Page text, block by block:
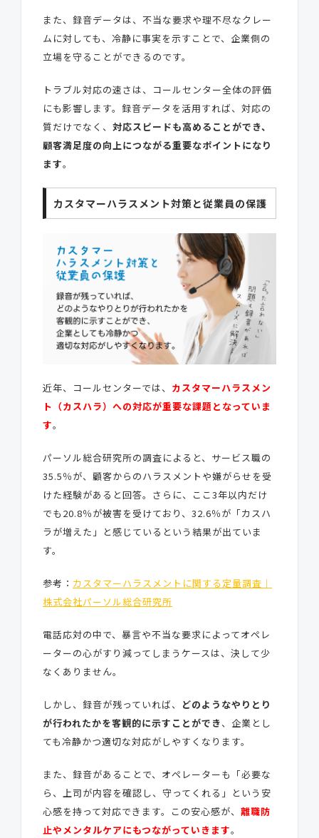
また、録音データは、不当な要求や理不尽なクレー
ムに対しても、冷静に事実を示すことで、企業側の
立場を守ることができるのです。
トラブル対応の速さは、コールセンター全体の評価
にも影響します。録音データを活用すれば、対応の
質だけでなく、 対応スピードも高めることができ、
顧客満足度の向上につながる重要なポイントになり
ます。
カスタマーハラスメント対策と従業員の保護
近年、コールセンターでは、 カスタマーハラスメン
ト（カスハラ）への対応が重要な課題となっていま
す。
パーソル総合研究所の調査によると、サービス職の
35.5％が、顧客からのハラスメントや嫌がらせを受
けた経験があると回答。さらに、ここ3年以内だけ
でも20.8％が被害を受けており、32.6％が「カスハ
ラが増えた」と感じているという結果が出ていま
す。
参考： カスタマーハラスメントに関する定量調査｜
株式会社パーソル総合研究所
電話応対の中で、暴言や不当な要求によってオペレ
ーターの心がすり減ってしまう ケースは、決して少
なくありません。
しかし、録音が残っていれば、 どのようなやりとり
が行われたかを客観的に示すことができ、企業とし
ても冷静かつ適切な対応がしやすくなります。
また、録音があることで、オペレーターも「必要な
ら、上司が内容を確認し、守ってくれる」という安
心感を持って対応できます。この安心感が、 離職防
止やメンタルケアにもつながっていきます。